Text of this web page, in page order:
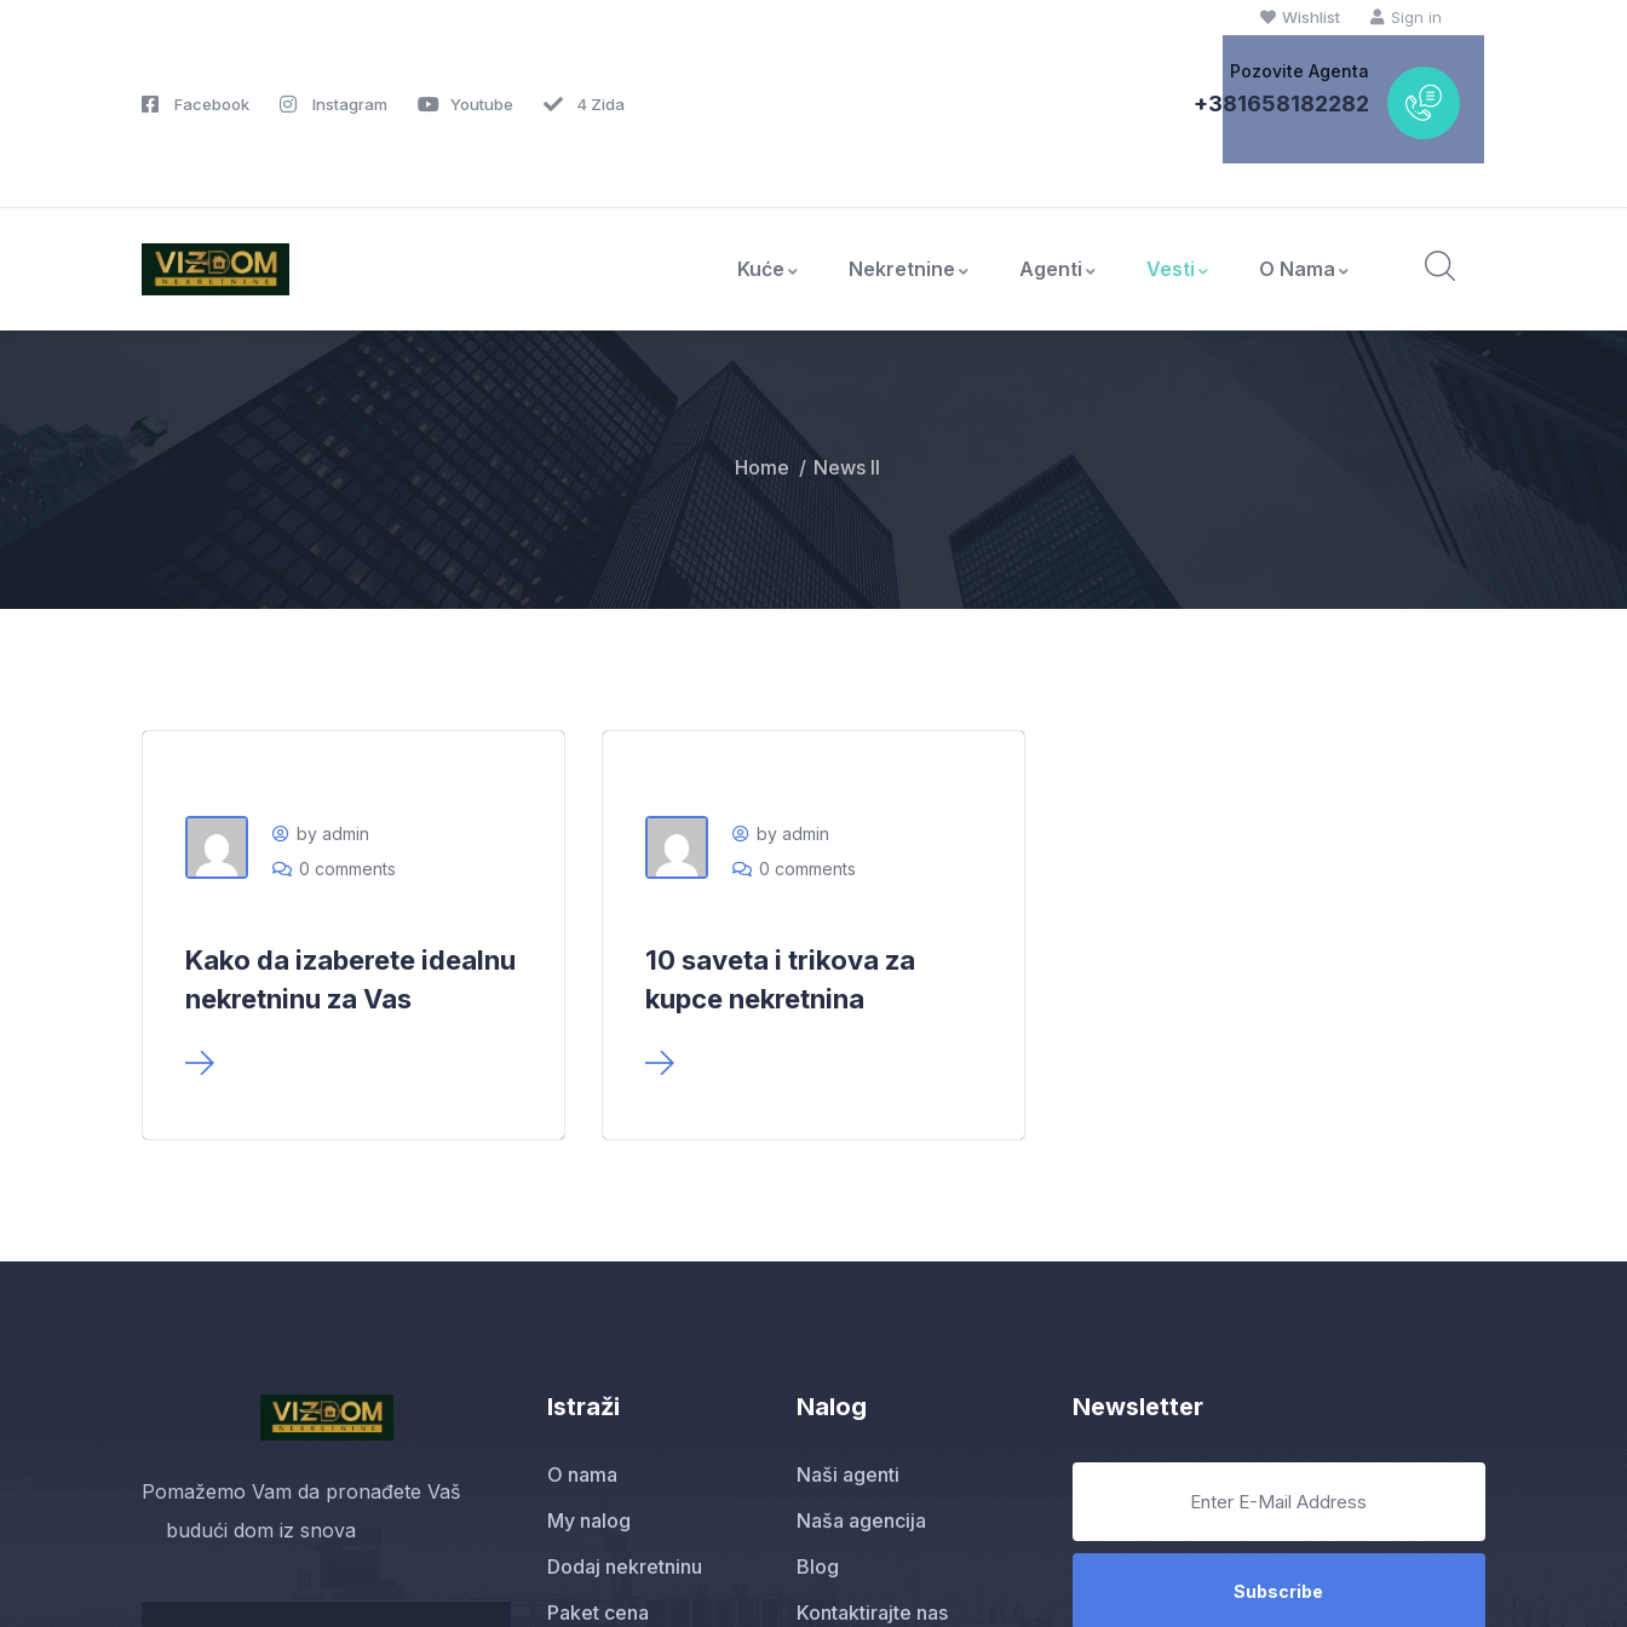
Facebook Instagram Youtube 4 Zida
Wishlist Sign in
Pozovite Agenta
+381658182282
Kuće Nekretnine Agenti Vesti O Nama
Home News II
by admin
0 comments
Kako da izaberete idealnu
nekretninu za Vas
by admin
0 comments
10 saveta i trikova za
kupce nekretnina
Pomažemo Vam da pronađete Vaš
budući dom iz snova
Istraži
O nama
My nalog
Dodaj nekretninu
Paket cena
Nalog
Naši agenti
Naša agencija
Blog
Kontaktirajte nas
Newsletter